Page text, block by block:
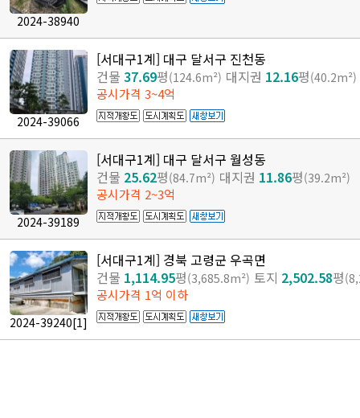
2024-38940
2024-39066
[서대구1계] 대구 달서구 진천동
건물 37.69평(124.6m²) 대지권 12.16평(40.2m²)
공시가격 3~4억
2024-39189
[서대구1계] 대구 달서구 월성동
건물 25.62평(84.7m²) 대지권 11.86평(39.2m²)
공시가격 2~3억
2024-39240[1]
[서대구1계] 경북 고령군 우곡면
건물 1,114.95평(3,685.8m²) 토지 2,502.58평
공시가격 1억 이하